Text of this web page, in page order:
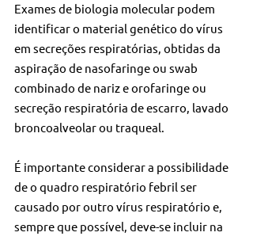
Exames de biologia molecular podem
identificar o material genético do vírus
em secreções respiratórias, obtidas da
aspiração de nasofaringe ou swab
combinado de nariz e orofaringe ou
secreção respiratória de escarro, lavado
broncoalveolar ou traqueal.
É importante considerar a possibilidade
de o quadro respiratório febril ser
causado por outro vírus respiratório e,
sempre que possível, deve-se incluir na